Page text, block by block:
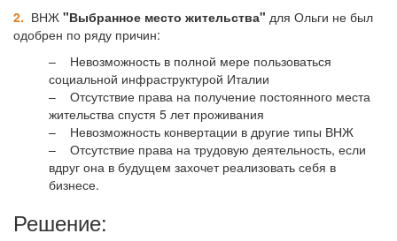
2. ВНЖ "Выбранное место жительства" для Ольги не был
одобрен по ряду причин:
– Невозможность в полной мере пользоваться
социальной инфраструктурой Италии
– Отсутствие права на получение постоянного места
жительства спустя 5 лет проживания
– Невозможность конвертации в другие типы ВНЖ
– Отсутствие права на трудовую деятельность, если
вдруг она в будущем захочет реализовать себя в
бизнесе.
Решение: